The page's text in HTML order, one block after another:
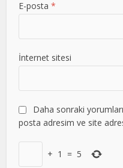
E-posta*
İnternet sitesi
Daha sonraki
posta adresim ve site
+ 1 = 5